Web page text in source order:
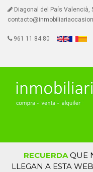
Diagonal del País
961 11 84 80
RECUERDAQUE
LLEGAN A ESTA